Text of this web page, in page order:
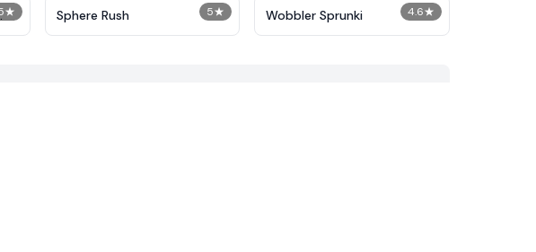
★ 5★
Sphere Rush 4.6★
Wobbler Sprunki